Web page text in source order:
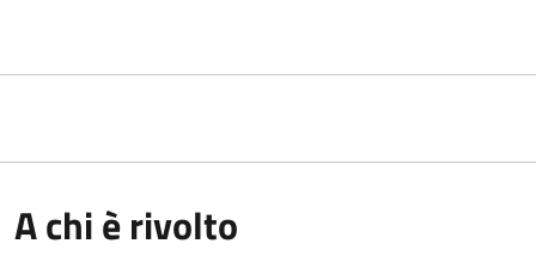
A chi è rivolto